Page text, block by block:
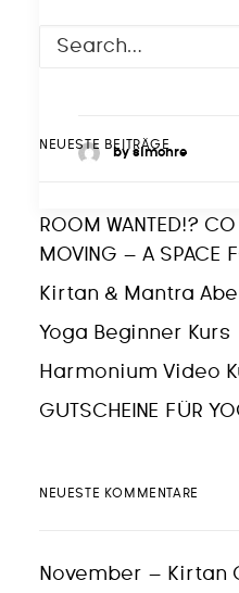
by simonre
NEUESTE BEITRÄGE
ROOM WANTED!?
MOVING – A SPACE
Kirtan & Mantra
Yoga Beginner Kurs
Harmonium Video
GUTSCHEINE FÜR
NEUESTE KOMMENTARE
November – Kirtan